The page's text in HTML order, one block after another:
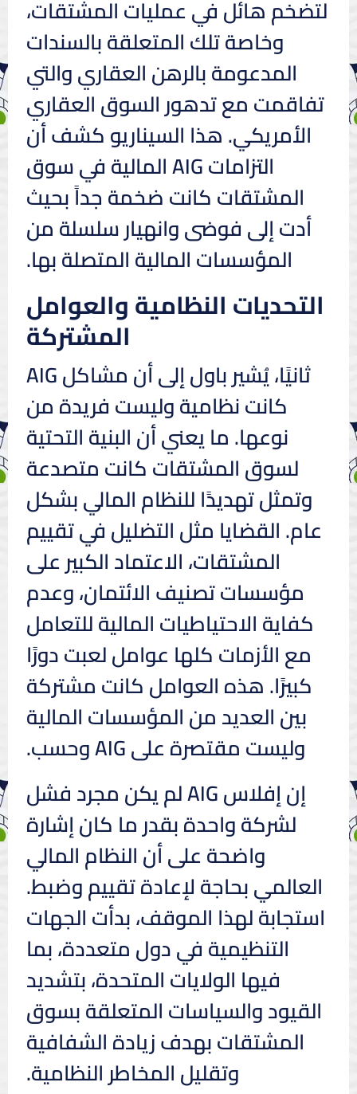
لتضخم هائل في عمليات المشتقات،
وخاصة تلك المتعلقة بالسندات
المدعومة بالرهن العقاري والتي
تفاقمت مع تدهور السوق العقاري
الأمريكي. هذا السيناريو كشف أن
التزامات AIG المالية في سوق
المشتقات كانت ضخمة جداً بحيث
أدت إلى فوضى وانهيار سلسلة من
المؤسسات المالية المتصلة بها.
التحديات النظامية والعوامل
المشتركة
ثانيًا، يُشير باول إلى أن مشاكل AIG
كانت نظامية وليست فريدة من
نوعها. ما يعني أن البنية التحتية
لسوق المشتقات كانت متصدعة
وتمثل تهديدًا للنظام المالي بشكل
عام. القضايا مثل التضليل في تقييم
المشتقات، الاعتماد الكبير على
مؤسسات تصنيف الائتمان، وعدم
كفاية الاحتياطيات المالية للتعامل
مع الأزمات كلها عوامل لعبت دورًا
كبيرًا. هذه العوامل كانت مشتركة
بين العديد من المؤسسات المالية
وليست مقتصرة على AIG وحسب.
إن إفلاس AIG لم يكن مجرد فشل
لشركة واحدة بقدر ما كان إشارة
واضحة على أن النظام المالي
العالمي بحاجة لإعادة تقييم وضبط.
استجابة لهذا الموقف، بدأت الجهات
التنظيمية في دول متعددة، بما
فيها الولايات المتحدة، بتشديد
القيود والسياسات المتعلقة بسوق
المشتقات بهدف زيادة الشفافية
وتقليل المخاطر النظامية.